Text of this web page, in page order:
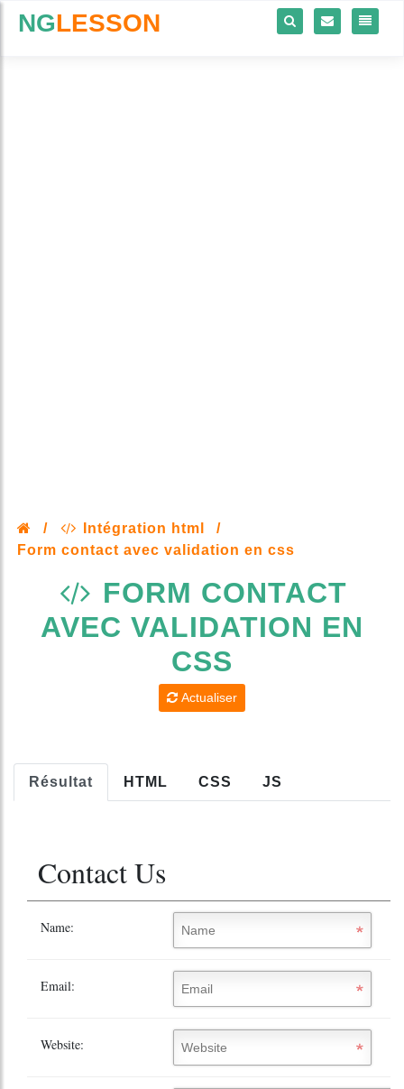
NGLESSON
/ Intégration html
/
Form contact avec validation en css
FORM CONTACT
AVEC VALIDATION EN
CSS
Actualiser
Résultat HTML CSS JS